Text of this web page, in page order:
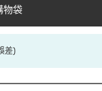
物袋
差)